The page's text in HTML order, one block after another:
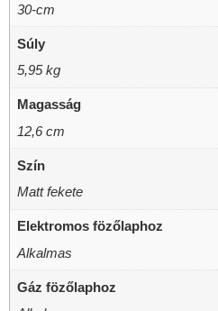
30-cm
Súly
5,95 kg
Magasság
12,6 cm
Szín
Matt fekete
Elektromos fözőlaphoz
Alkalmas
Gáz fözőlaphoz